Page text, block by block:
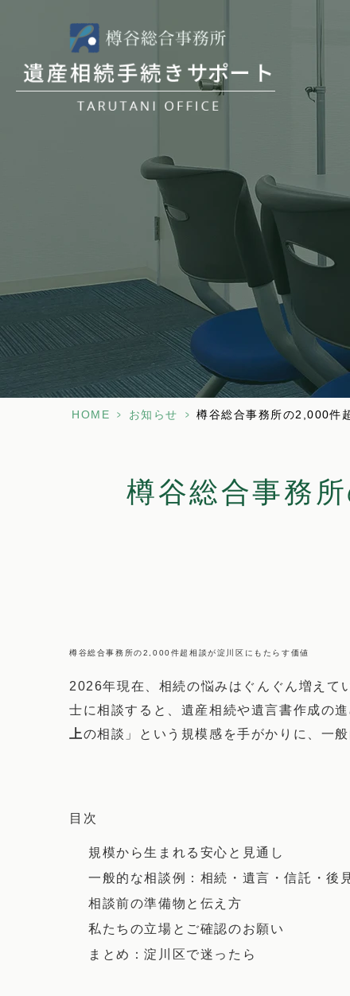
HOME > お知らせ > 樽谷総合事務所の2,000件
樽谷総合事務
樽谷総合事務所の2,000件超相談が淀川区にもたらす価値
2026年現在、相続の悩みはぐんぐん増えて
士に相談すると、遺産相続や遺言書作成の
上の相談」という規模感を手がかりに、一
目次
規模から生まれる安心と見通し
一般的な相談例：相続・遺言・信託・後
相談前の準備物と伝え方
私たちの立場とご確認のお願い
まとめ：淀川区で迷ったら